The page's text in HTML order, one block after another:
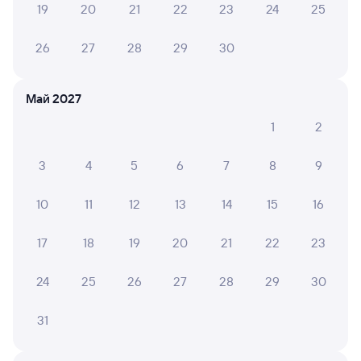
Онлайн-покупка за 4 минуты
Онлайн-возврат билетов без очереди в кассу
Выбор любимых мест на схемах вагонов
Подробные ответы на вопросы о поездке или
покупке
СМС-сопровождение до посадки в поезд
Оформление без регистрации на сайте
19 20 21 22 23 24 25
26 27 28 29 30
Май 2027
1
2
3 4 5 6 7 8 9
10 11 12 13 14 15 16
17 18 19 20 21 22 23
24 25 26 27 28 29 30
31